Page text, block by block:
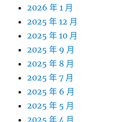
2026 年 1 月
2025 年 12 月
2025 年 10 月
2025 年 9 月
2025 年 8 月
2025 年 7 月
2025 年 6 月
2025 年 5 月
2025 年 4 月